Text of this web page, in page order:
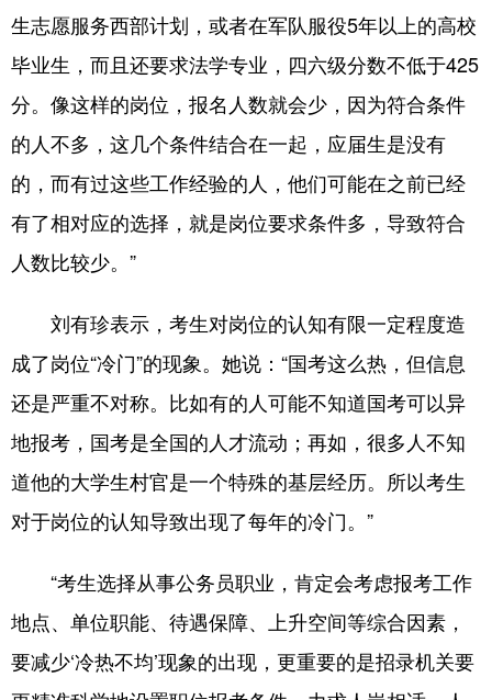
生志愿服务西部计划，或者在军队服役5年以上的高校
毕业生，而且还要求法学专业，四六级分数不低于425
分。像这样的岗位，报名人数就会少，因为符合条件
的人不多，这几个条件结合在一起，应届生是没有
的，而有过这些工作经验的人，他们可能在之前已经
有了相对应的选择，就是岗位要求条件多，导致符合
人数比较少。”
刘有珍表示，考生对岗位的认知有限一定程度造
成了岗位“冷门”的现象。她说：“国考这么热，但信息
还是严重不对称。比如有的人可能不知道国考可以异
地报考，国考是全国的人才流动；再如，很多人不知
道他的大学生村官是一个特殊的基层经历。所以考生
对于岗位的认知导致出现了每年的冷门。”
“考生选择从事公务员职业，肯定会考虑报考工作
地点、单位职能、待遇保障、上升空间等综合因素，
要减少‘冷热不均’现象的出现，更重要的是招录机关要